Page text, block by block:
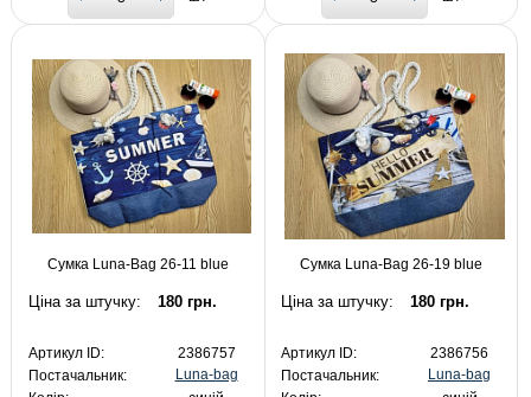
Сумка Luna-Bag 26-11 blue
Ціна за штучку: 180 грн.
Артикул ID:
2386757
Постачальник:
Luna-bag
Сумка Luna-Bag 26-19 blue
Ціна за штучку: 180 грн.
Артикул ID:
2386756
Постачальник:
Luna-bag